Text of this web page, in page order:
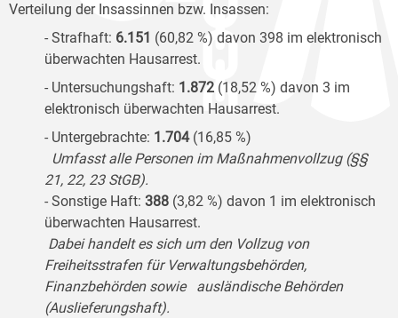
Verteilung der Insassinnen bzw. Insassen:
- Strafhaft: 6.151 (60,82 %) davon 398 im elektronisch
überwachten Hausarrest.
- Untersuchungshaft: 1.872 (18,52 %) davon 3 im
elektronisch überwachten Hausarrest.
- Untergebrachte: 1.704(16,85 %)
Umfasst alle Personen im Maßnahmenvollzug (§§
21, 22, 23 StGB).
- Sonstige Haft: 388 (3,82 %) davon 1 im elektronisch
überwachten Hausarrest.
Dabei handelt es sich um den Vollzug von
Freiheitsstrafen für Verwaltungsbehörden,
Finanzbehörden sowie ausländische Behörden
(Auslieferungshaft).